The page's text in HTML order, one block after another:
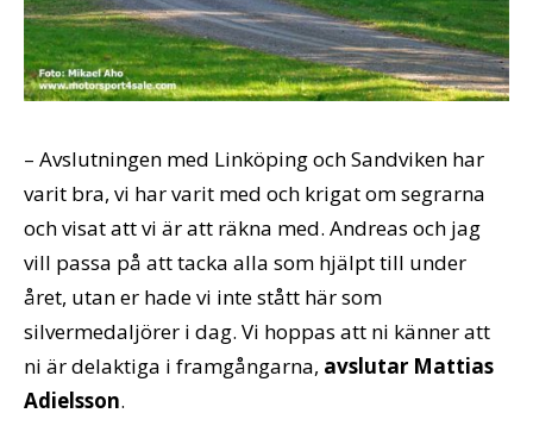
– Avslutningen med Linköping och Sandviken har
varit bra, vi har varit med och krigat om segrarna
och visat att vi är att räkna med. Andreas och jag
vill passa på att tacka alla som hjälpt till under
året, utan er hade vi inte stått här som
silvermedaljörer i dag. Vi hoppas att ni känner att
ni är delaktiga i framgångarna, avslutar Mattias
Adielsson.